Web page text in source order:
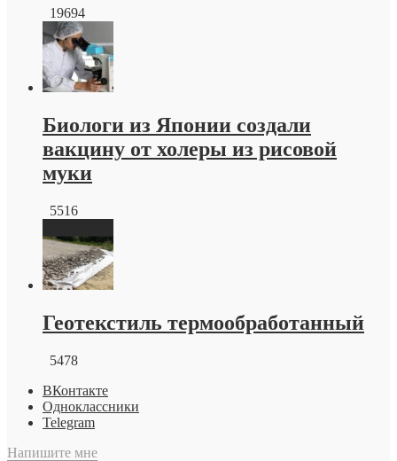
19694
Биологи из Японии создали
вакцину от холеры из рисовой
муки
5516
Геотекстиль термообработанный
5478
ВКонтакте
Одноклассники
Telegram
Напишите мне